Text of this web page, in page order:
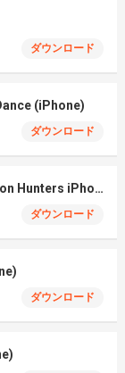
ダウンロード
(iPhone)
ダウンロード
Your Idol – Saja Boys (KPop Demon Hunters iPhone)
ダウンロード
ダウンロード